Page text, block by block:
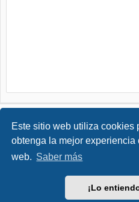
Este sitio web utiliza cookies
obtenga la mejor experiencia
web. Saber más
¡Lo
Foro de Ingenieria Civil & Arquitectura
Desarrollado porphpBB®
Style porArty-